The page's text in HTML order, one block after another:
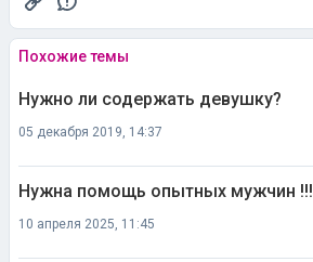
Похожие темы
Нужно ли содержать девушку?
05 декабря 2019, 14:37
Нужна помощь опытных мужчин !!!
10 апреля 2025, 11:45